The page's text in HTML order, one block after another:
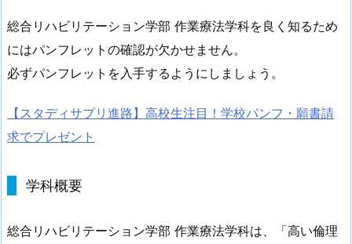
総合リハビリテーション学部 作業療法学科を良く知るため
にはパンフレットの確認が欠かせません。
必ずパンフレットを入手するようにしましょう。
【スタディサプリ進路】高校生注目！学校パンフ・願書請
求でプレゼント
学科概要
総合リハビリテーション学部 作業療法学科は、「高い倫理